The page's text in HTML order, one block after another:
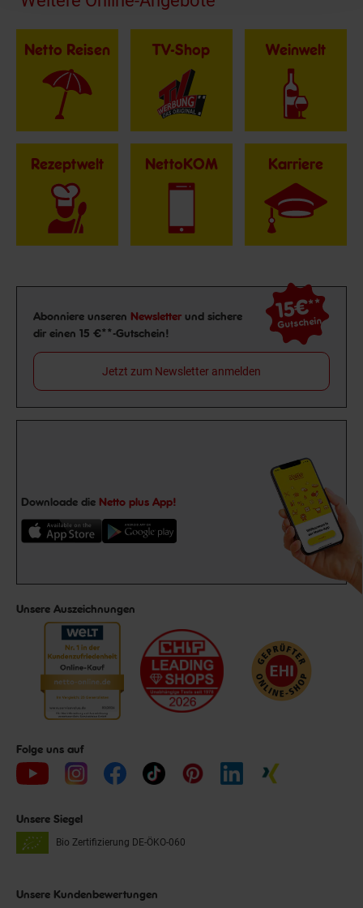
Netto Reisen TV-Shop Weinwelt
Rezeptwelt NettoKOM Karriere
Newsletter Anmeldung
Abonniere unseren Newsletter und sichere
dir einen 15 €**-Gutschein!
15€**
Gutschein
Jetzt zum Newsletter anmelden
Downloade die Netto plus App!
Unsere Auszeichnungen
Folge uns auf
Unsere Siegel
Bio Zertifizierung DE-ÖKO-060
Unsere Kundenbewertungen